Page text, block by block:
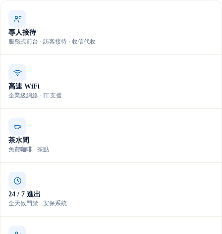
專人接待
服務式前台 · 訪客接待 · 收信代收
高速 WiFi
企業級網絡 · IT 支援
茶水間
免費咖啡 · 茶點
24 / 7 進出
全天候門禁 · 安保系統